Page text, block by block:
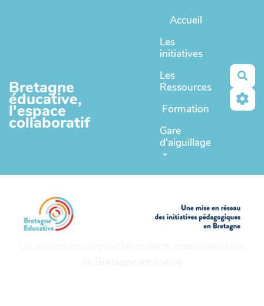
Bretagne
éducative,
l'espace
collaboratif
Accueil
Les
initiatives
Les
Ressources
Formation
Gare
d'aiguillage